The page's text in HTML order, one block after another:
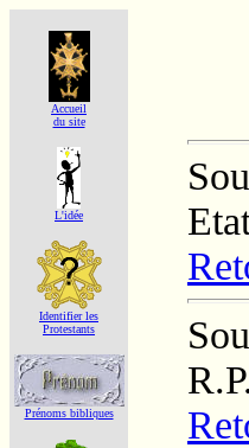
Accueil
du site
L'idée
Identifier les
Protestants
Prénoms bibliques